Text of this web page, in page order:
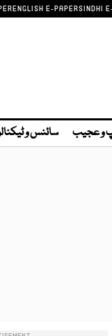
ENGLISH E-PAPERSINDHI
و عجیب سائنس و